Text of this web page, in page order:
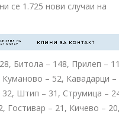
се 1.725 нови случаи на
НА
БАНЕР КЛИНИ ЗА КОНТАКТ
Битола – 148, Прилеп –
– 52, Кавадарци –
32, Штип – 31, Струмица –
Гостивар – 21, Кичево – 20,